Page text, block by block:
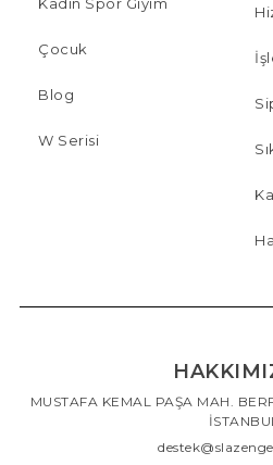
Çocuk
Blog
W Serisi
MUSTAFA KEMAL PAŞA MAH.
İSTANBUL